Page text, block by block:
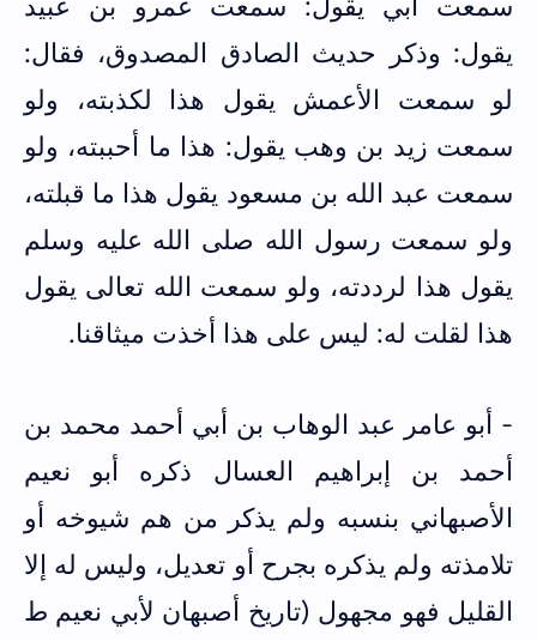
يقول: وذكر حديث الصادق المصدوق، فقال:
لو سمعت الأعمش يقول هذا لكذبته، ولو
سمعت زيد بن وهب يقول: هذا ما أحببته، ولو
سمعت عبد الله بن مسعود يقول هذا ما قبلته،
ولو سمعت رسول الله صلى الله عليه وسلم
يقول هذا لرددته، ولو سمعت الله تعالى يقول
هذا لقلت له: ليس على هذا أخذت ميثاقنا.
-‌ أبو عامر عبد ‌الوهاب ‌بن ‌أبي أحمد محمد بن
أحمد بن إبراهيم العسال ذكره أبو نعيم
الأصبهاني بنسبه ولم يذكر من هم شيوخه أو
تلامذته ولم يذكره بجرح أو تعديل، وليس له إلا
القليل فهو مجهول (تاريخ أصبهان لأبي نعيم ط